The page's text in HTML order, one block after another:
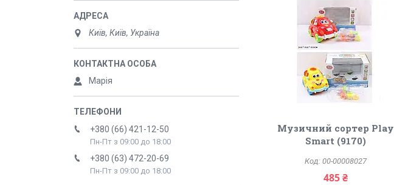
Музичний сортер Play
Smart (9170)
00-00008027
485 ₴
Київ, Київ, Україна
Марія
+380 (66) 421-12-50
Пн-Пт з 09:00 до 18:00
+380 (63) 472-20-69
Пн-Пт з 09:00 до 18:00